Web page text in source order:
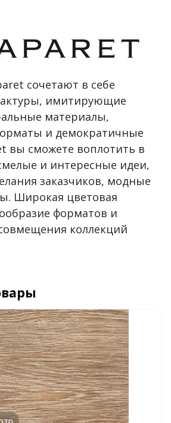
сочетают в себе
имитирующие
материалы,
и демократичные
вы сможете воплотить в
и интересные идеи,
заказчиков, модные
Широкая цветовая
форматов и
коллекций